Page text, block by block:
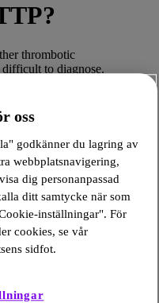
thrombotic
to diagnose.
diagnosing
can save a
9
oss
godkänner du lagring av
webbplatsnavigering,
dig personanpassad
ditt samtycke när som
inställningar". För
cookies, se vår
sidfot.